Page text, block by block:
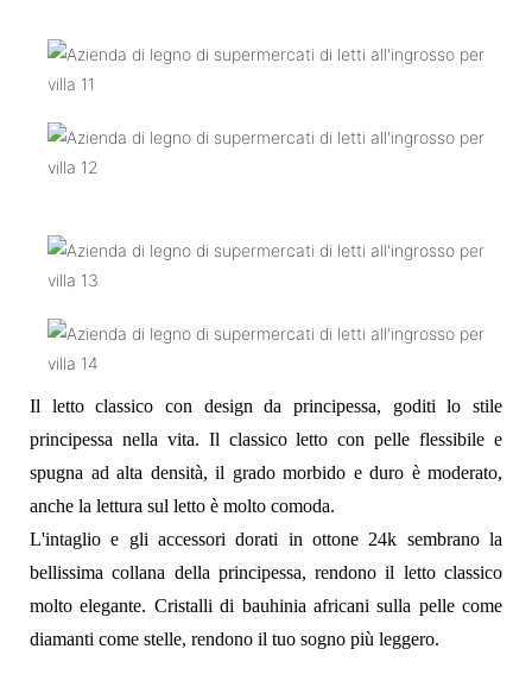
Il letto classico con design da principessa, goditi lo stile
principessa nella vita. Il classico letto con pelle flessibile e
spugna ad alta densità, il grado morbido e duro è moderato,
anche la lettura sul letto è molto comoda.
L'intaglio e gli accessori dorati in ottone 24k sembrano la
bellissima collana della principessa, rendono il letto classico
molto elegante. Cristalli di bauhinia africani sulla pelle come
diamanti come stelle, rendono il tuo sogno più leggero.